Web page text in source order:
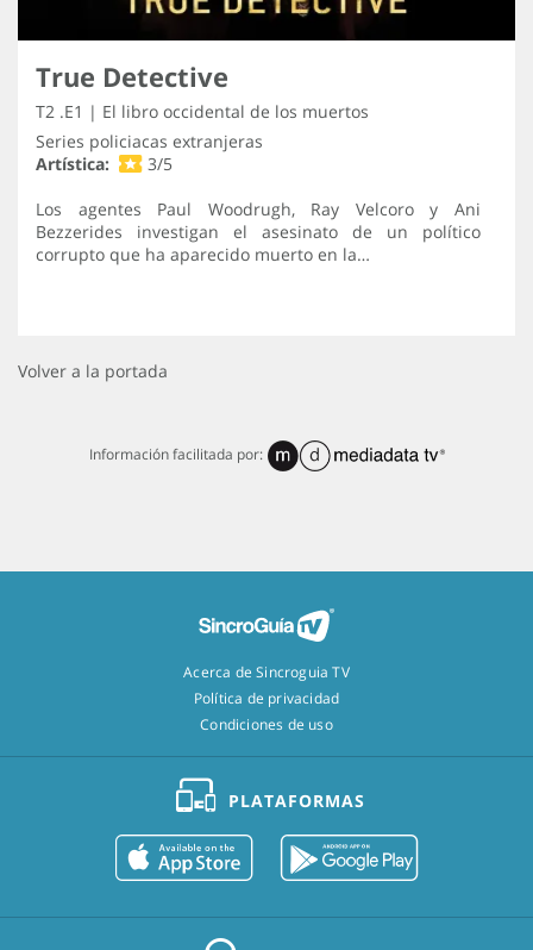
True Detective
T2 .E1 | El libro occidental de los muertos
Series policiacas extranjeras
Artística:
3/5
Los agentes Paul Woodrugh, Ray Velcoro y Ani
Bezzerides investigan el asesinato de un político
corrupto que ha aparecido muerto en la…
Volver a la portada
Información facilitada por:
Acerca de Sincroguia TV
Política de privacidad
Condiciones de uso
PLATAFORMAS